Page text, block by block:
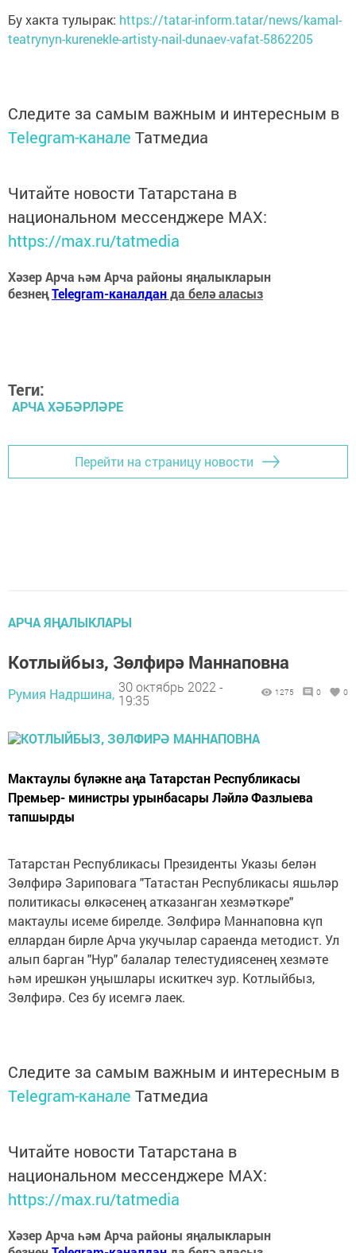
Бу хакта тулырак: https://tatar-inform.tatar/news/kamal-
teatrynyn-kurenekle-artisty-nail-dunaev-vafat-5862205
Следите за самым важным и интересным в
Telegram-канале Татмедиа
Читайте новости Татарстана в
национальном мессенджере MАХ:
https://max.ru/tatmedia
Хәзер Арча һәм Арча районы яңалыкларын
безнеңTelegram-каналданда белә аласыз
Теги:
АРЧА ХӘБӘРЛӘРЕ
Перейти на страницу новости
АРЧА ЯҢАЛЫКЛАРЫ
Котлыйбыз, Зөлфирә Маннаповна
Румия Надршина, 30 октябрь 2022 -
19:35
1275 0 0
Мактаулы бүләкне аңа Татарстан Республикасы
Премьер- министры урынбасары Ләйлә Фазлыева
тапшырды
Татарстан Республикасы Президенты Указы белән
Зөлфирә Зариповага "Татастан Республикасы яшьләр
политикасы өлкәсенең атказанган хезмәткәре"
мактаулы исеме бирелде. Зөлфирә Маннаповна күп
еллардан бирле Арча укучылар сараенда методист. Ул
алып барган "Нур" балалар телестудиясенең хезмәте
һәм ирешкән уңышлары искиткеч зур. Котлыйбыз,
Зөлфирә. Сез бу исемгә лаек.
Следите за самым важным и интересным в
Telegram-канале Татмедиа
Читайте новости Татарстана в
национальном мессенджере MАХ:
https://max.ru/tatmedia
Хәзер Арча һәм Арча районы яңалыкларын